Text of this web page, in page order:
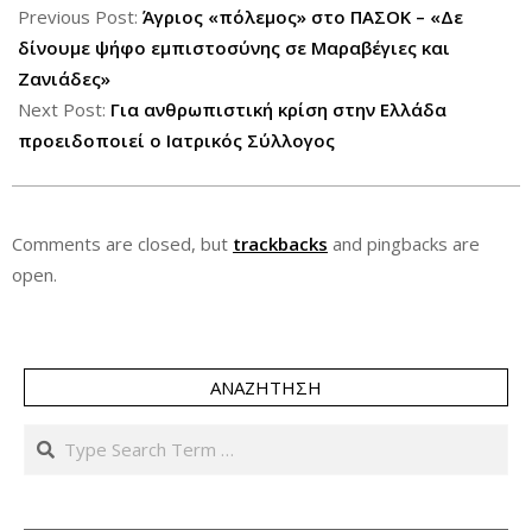
06-
20
Previous Post: Άγριος «πόλεμος» στο ΠΑΣΟΚ – «Δε
δίνουμε ψήφο εμπιστοσύνης σε Μαραβέγιες και
Ζανιάδες»
Next Post: Για ανθρωπιστική κρίση στην Ελλάδα
προειδοποιεί ο Ιατρικός Σύλλογος
Comments are closed, but trackbacks and pingbacks are
open.
ΑΝΑΖΉΤΗΣΗ
Search